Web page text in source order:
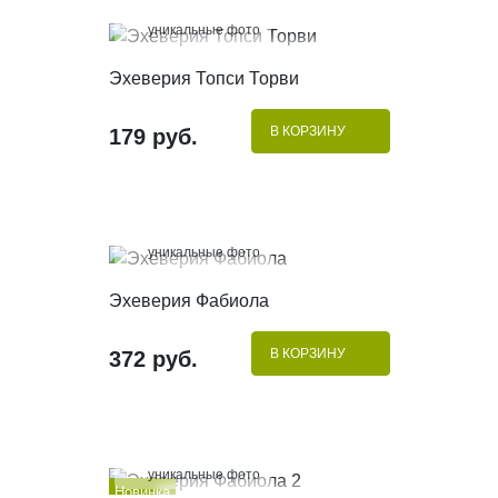
уникальные фото
Эхеверия Топси Торви
179 руб. В КОРЗИНУ
уникальные фото
Эхеверия Фабиола
372 руб. В КОРЗИНУ
Новинка
уникальные фото